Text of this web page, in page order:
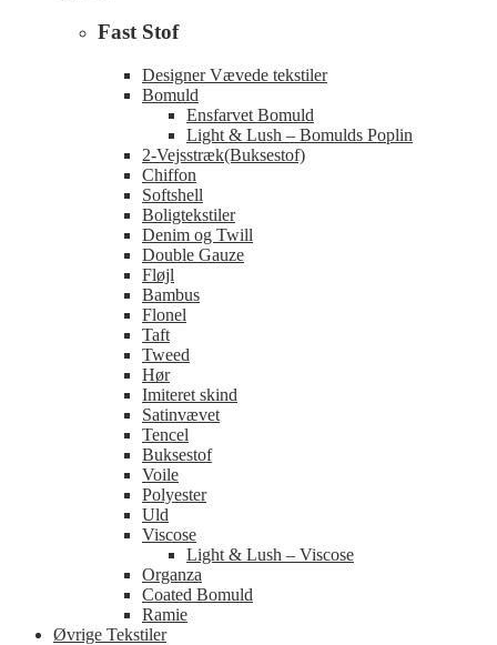
Fast Stof
Designer Vævede tekstiler
Bomuld
Ensfarvet Bomuld
Light & Lush – Bomulds Poplin
2-Vejsstræk(Buksestof)
Chiffon
Softshell
Boligtekstiler
Denim og Twill
Double Gauze
Fløjl
Bambus
Flonel
Taft
Tweed
Hør
Imiteret skind
Satinvævet
Tencel
Buksestof
Voile
Polyester
Uld
Viscose
Light & Lush – Viscose
Organza
Coated Bomuld
Ramie
Øvrige Tekstiler